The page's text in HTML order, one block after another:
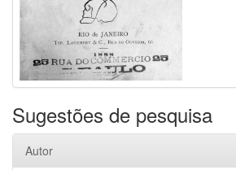
Sugestões de pesquisa
Autor